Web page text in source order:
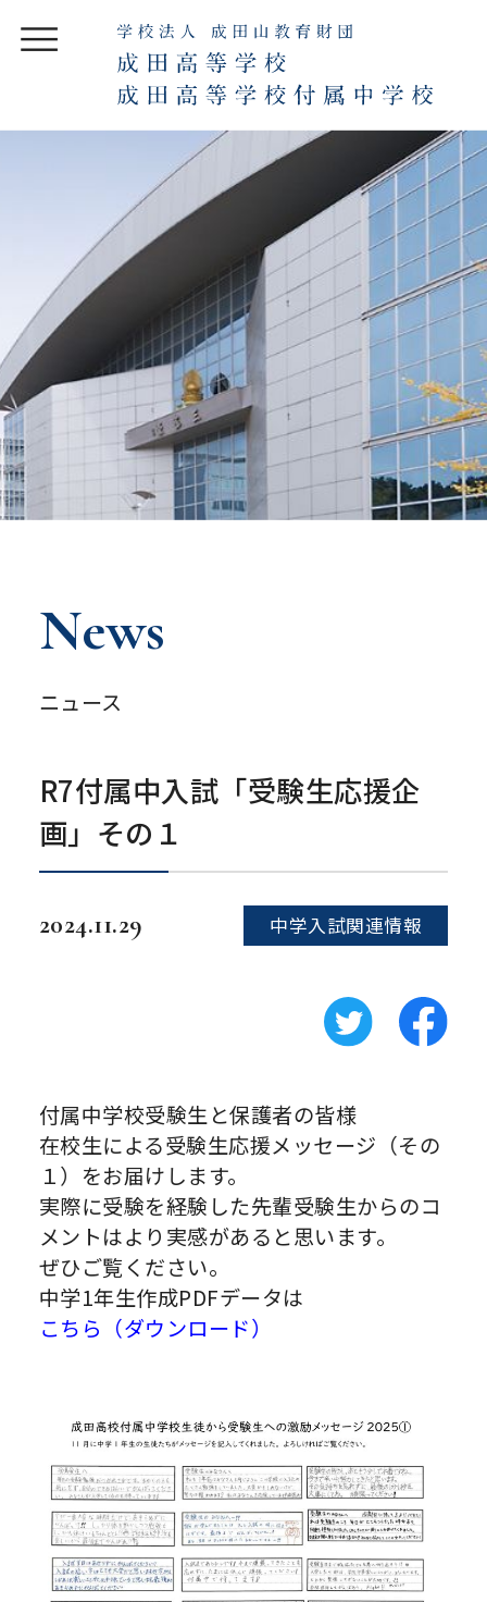
News
ニュース
R7付属中入試「受験生応援企
画」その１
2024.11.29 中学入試関連情報
付属中学校受験生と保護者の皆様
在校生による受験生応援メッセージ（その
１）をお届けします。
実際に受験を経験した先輩受験生からのコ
メントはより実感があると思います。
ぜひご覧ください。
中学1年生作成PDFデータは
こちら（ダウンロード）